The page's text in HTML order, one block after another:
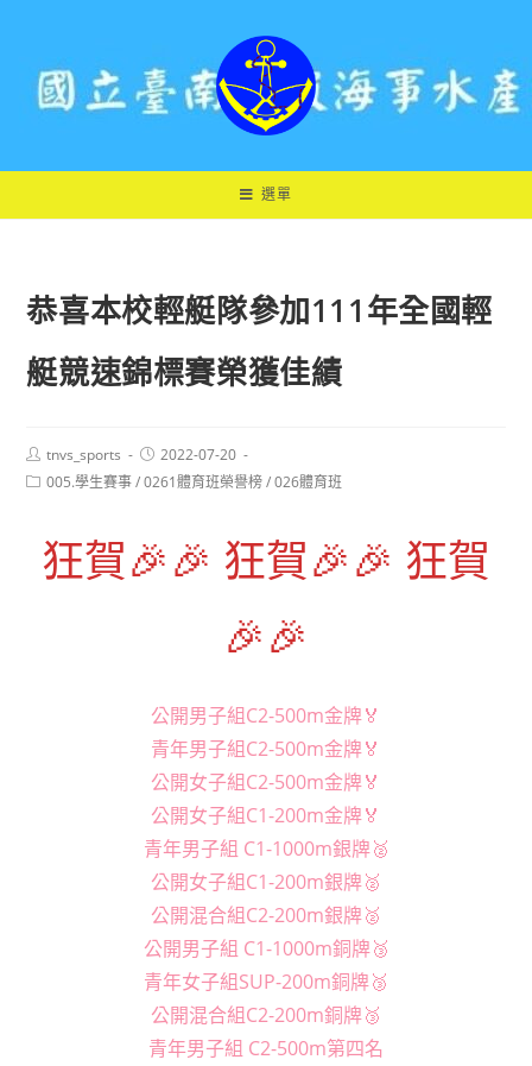
選單
恭喜本校輕艇隊參加111年全國輕
艇競速錦標賽榮獲佳績
Post
author:
tnvs_sports
Post
published:
2022-07-20
Post005.學生賽事 / 0261體育班榮譽榜 / 026體育班
狂賀🎉🎉 狂賀🎉🎉 狂賀
🎉🎉
公開男子組C2-500m金牌🏅️
青年男子組C2-500m金牌🏅️
公開女子組C2-500m金牌🏅️
公開女子組C1-200m金牌🏅️
青年男子組 C1-1000m銀牌🥈
公開女子組C1-200m銀牌🥈
公開混合組C2-200m銀牌🥈
公開男子組 C1-1000m銅牌🥉
青年女子組SUP-200m銅牌🥉
公開混合組C2-200m銅牌🥉
青年男子組 C2-500m第四名